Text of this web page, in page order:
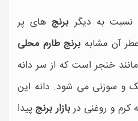
به دیگربرنجهای پر
آن مشابه برنج طارم محلی
خنجر است که از سر دانه
و سوزنی می شود. دانه این
کرم و روغنی دربازار برنج پیدا